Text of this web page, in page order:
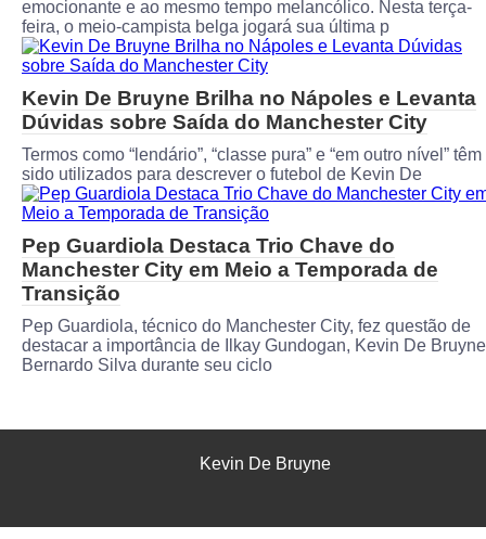
emocionante e ao mesmo tempo melancólico. Nesta terça-
feira, o meio-campista belga jogará sua última p
Kevin De Bruyne Brilha no Nápoles e Levanta
Dúvidas sobre Saída do Manchester City
Termos como “lendário”, “classe pura” e “em outro nível” têm
sido utilizados para descrever o futebol de Kevin De
Pep Guardiola Destaca Trio Chave do
Manchester City em Meio a Temporada de
Transição
Pep Guardiola, técnico do Manchester City, fez questão de
destacar a importância de Ilkay Gundogan, Kevin De
Bernardo Silva durante seu ciclo
Kevin De Bruyne